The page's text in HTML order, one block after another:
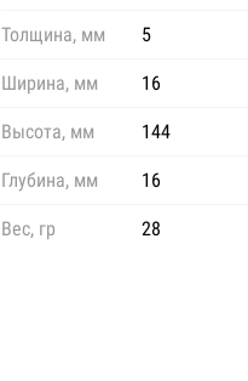
Толщина, мм 5
Ширина, мм 16
Высота, мм 144
Глубина, мм 16
Вес, гр 28